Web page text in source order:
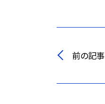
前の記事